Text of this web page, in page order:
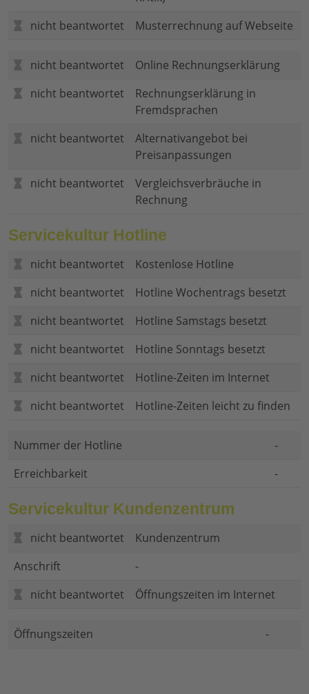
nicht beantwortet
Musterrechnung auf Webseite
nicht beantwortet
Online Rechnungserklärung
nicht beantwortet
Rechnungserklärung in
Fremdsprachen
nicht beantwortet
Alternativangebot bei
Preisanpassungen
nicht beantwortet
Vergleichsverbräuche in
Rechnung
Servicekultur Hotline
nicht beantwortet
Kostenlose Hotline
nicht beantwortet
Hotline Wochentrags besetzt
nicht beantwortet
Hotline Samstags besetzt
nicht beantwortet
Hotline Sonntags besetzt
nicht beantwortet
Hotline-Zeiten im Internet
nicht beantwortet
Hotline-Zeiten leicht zu finden
Nummer der Hotline
-
Erreichbarkeit
-
Servicekultur Kundenzentrum
nicht beantwortet
Kundenzentrum
Anschrift
-
nicht beantwortet
Öffnungszeiten im Internet
Öffnungszeiten -